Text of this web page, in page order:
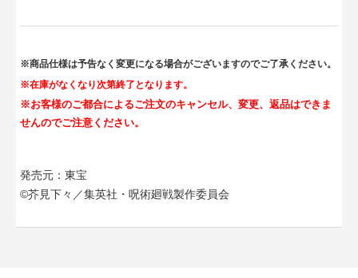
※商品仕様は予告なく変更になる場合がございますのでご了承ください。
※在庫がなくなり次第終了となります。
※お客様のご都合によるご注文のキャンセル、変更、返品はできま
せんのでご注意ください。
発売元：東宝
©芥見下々／集英社・呪術廻戦製作委員会